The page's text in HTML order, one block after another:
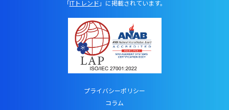
「ITトレンド 」に掲載されています。
プライバシーポリシー
コラム